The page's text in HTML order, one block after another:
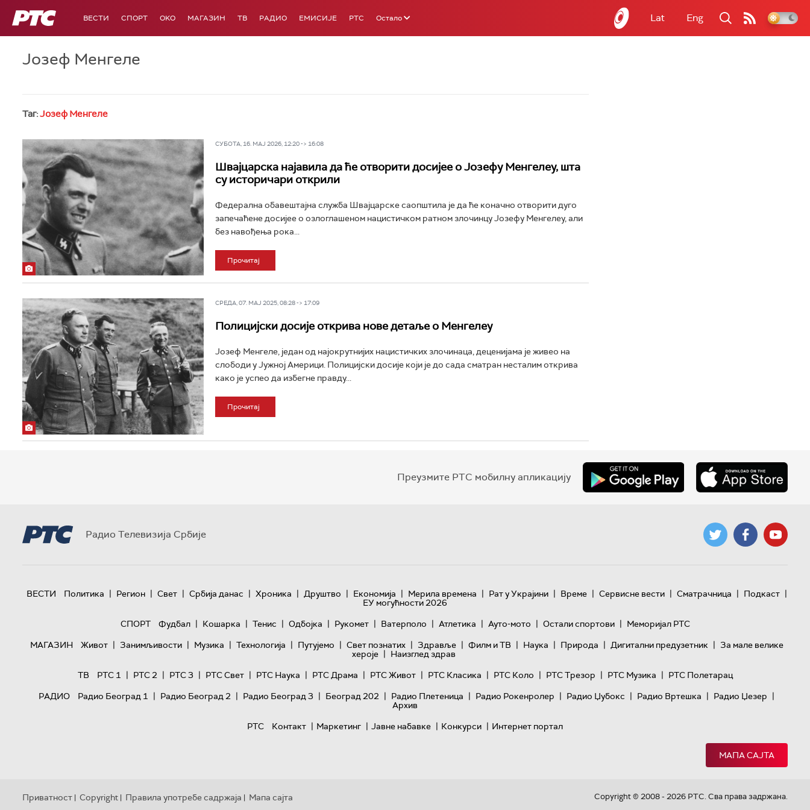
РТС ВЕСТИ СПОРТ OKO МАГАЗИН ТВ РАДИО ЕМИСИЈЕ РТС Остало Lat Eng
Јозеф Менгеле
Таг:Јозеф Менгеле
СУБОТА, 16. МАЈ 2026, 12:20 -> 16:08
Швајцарска најавила да ће отворити досијее о Јозефу Менгелеу, шта
су историчари открили
Федерална обавештајна служба Швајцарске саопштила је да ће коначно отворити дуго
запечаћене досијее о озлоглашеном нацистичком ратном злочинцу Јозефу Менгелеу, али
без навођења рока...
Прочитај
СРЕДА, 07. МАЈ 2025, 08:28 -> 17:09
Полицијски досије открива нове детаље о Менгелеу
Јозеф Менгеле, један од најокрутнијих нацистичких злочинаца, деценијама је живео на
слободи у Јужној Америци. Полицијски досије који је до сада сматран несталим открива
како је успео да избегне правду...
Прочитај
Преузмите РТС мобилну апликацију
Радио Телевизија Србије
ВЕСТИ Политика | Регион | Свет | Србија данас | Хроника | Друштво | Економија | Мерила времена | Рат у Украјини | Време | Сервисне вести | Сматрачница | Подкаст |
ЕУ могућности 2026
СПОРТ
Фудбал | Кошарка | Тенис | Одбојка | Рукомет | Ватерполо | Атлетика | Ауто-мото | Остали спортови | Меморијал РТС
МАГАЗИН
Живот | Занимљивости | Музика | Технологијa | Путујемо | Свет познатих | Здравље | Филм и ТВ | Наука | Природа | Дигитални предузетник | За мале велике
хероје | Наизглед здрав
ТВ
РТС 1 | РТС 2 | РТС 3 | РТС Свет | РТС Наука | РТС Драма | РТС Живот | РТС Класика | РТС Коло | РТС Трезор | РТС Музика | РТС Полетарац
РАДИО
Радио Београд 1 | Радио Београд 2 | Радио Београд 3 | Београд 202 | Радио Плетеница | Радио Рокенролер | Радио Џубокс | Радио Вртешка | Радио Џезер |
Архив
РТС
Контакт | Маркетинг | Јавне набавке | Конкурси | Интернет портал
МАПА САЈТА
Приватност | Copyright | Правила употребе садржаја | Мапа сајта Copyright © 2008 - 2026 РТС. Сва права задржана.